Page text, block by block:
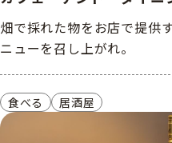
畑で採れた物をお店で提供
ニューを召し上がれ。
食べる 居酒屋